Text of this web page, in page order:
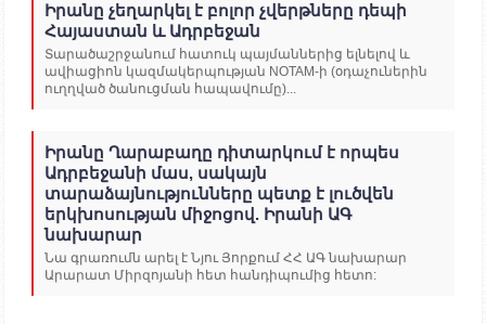
Իրանը չեղարկել է բոլոր չվերթները դեպի
Հայաստան և Ադրբեջան
Տարածաշրջանում հատուկ պայմաններից ելնելով և
ավիացիոն կազմակերպության NOTAM-ի (օդաչուներին
ուղղված ծանուցման հապավումը)...
Իրանը Ղարաբաղը դիտարկում է որպես
Ադրբեջանի մաս, սակայն
տարաձայնությունները պետք է լուծվեն
երկխոսության միջոցով. Իրանի ԱԳ
նախարար
Նա գրառումն արել է Նյու Յորքում ՀՀ ԱԳ նախարար
Արարատ Միրզոյանի հետ հանդիպումից հետո: